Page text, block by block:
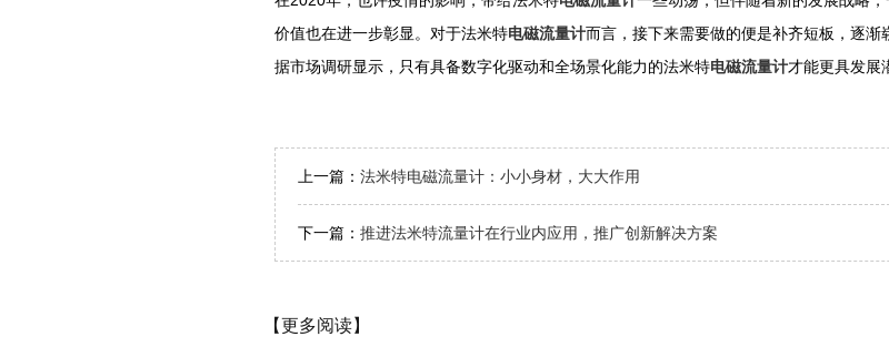
价值也在进一步彰显。对于法米特电磁流量计而言，接下来需要做的便是补齐短板，逐
据市场调研显示，只有具备数字化驱动和全场景化能力的法米特电磁流量计才能更具发展
上一篇： 法米特电磁流量计：小小身材，大大作用
下一篇： 推进法米特流量计在行业内应用，推广创新解决方案
【更多阅读】